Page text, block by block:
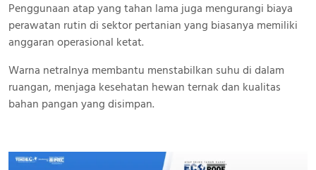
Penggunaan atap yang tahan lama juga mengurangi biaya
perawatan rutin di sektor pertanian yang biasanya memiliki
anggaran operasional ketat.
Warna netralnya membantu menstabilkan suhu di dalam
ruangan, menjaga kesehatan hewan ternak dan kualitas
bahan pangan yang disimpan.